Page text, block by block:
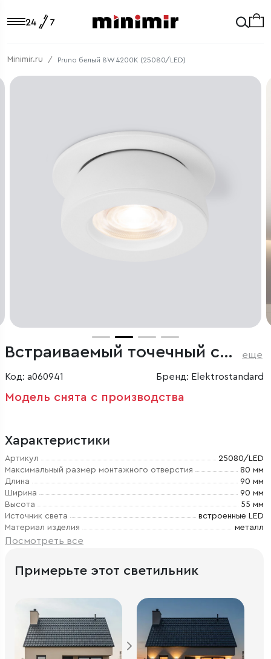
Minimir.ru Pruno белый 8W 4200К (25080/LED)
Встраиваемый точечный светодиодный светильник Pruno белый еще
Код: a060941 Бренд: Elektrostandard
Модель снята с производства
Характеристики
Артикул
25080/LED
Максимальный размер монтажного отверстия
80 мм
Длина
90 мм
Ширина
90 мм
Высота
55 мм
Источник света
встроенные LED
Материал изделия
металл
Посмотреть все
Примерьте этот светильник